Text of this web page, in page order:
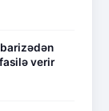
verir